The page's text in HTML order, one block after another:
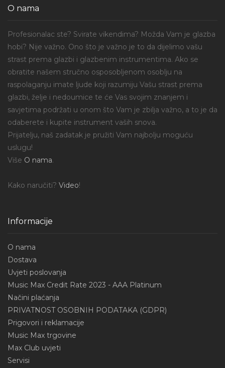
O nama
Profesionalac ste? Svirate vikendima? Možda Vam je glazba
hobi? Nije važno. Ono što je važno je to da dijelimo vašu
strast prema glazbi i glazbenim instrumentima. Ako se
obratite našem stručno osposobljenom osoblju na
raspolaganju imate ljude koji razumiju Vašu strast prema
glazbi, želje i nedoumice te će Vas svojim znanjem i
savjetima podržati u onom što Vam je zbilja važno, a to je da
odaberete i kupite instrument vaših snova.
Prijatelju, naš zadatak je pružiti Vam najbolju moguću
uslugu!
Više O nama.
Kako naručiti? Video!
Informacije
O nama
Dostava
Uvjeti poslovanja
Music Max Credit Rate 2023 - AAA Platinum
Načini plaćanja
PRIVATNOST OSOBNIH PODATAKA (GDPR)
Prigovori i reklamacije
Music Max trgovine
Max Club uvjeti
Servisi